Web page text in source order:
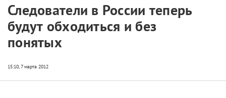
Следователи в России теперь
будут обходиться и без
понятых